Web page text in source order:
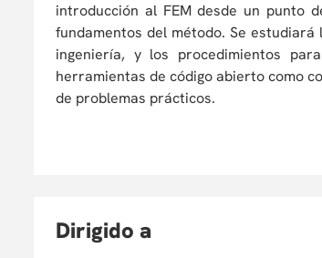
introducción al FEM desde un punto
fundamentos del método. Se
ingeniería, y los procedimientos
herramientas de código abierto como
de problemas prácticos.
Dirigido a